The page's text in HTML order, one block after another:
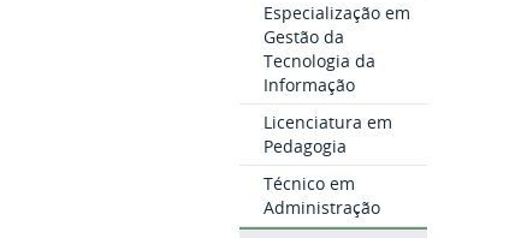
Especialização em
Gestão da
Tecnologia da
Informação
Licenciatura em
Pedagogia
Técnico em
Administração